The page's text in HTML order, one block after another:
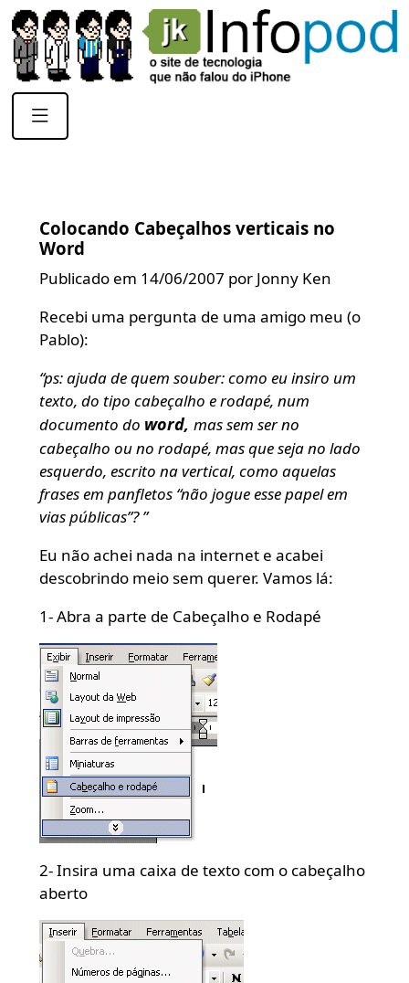
Colocando Cabeçalhos verticais no
Word
Publicado em 14/06/2007 por Jonny Ken
Recebi uma pergunta de uma amigo meu (o
Pablo):
“ps: ajuda de quem souber: como eu insiro um
texto, do tipo cabeçalho e rodapé, num
documento do word, mas sem ser no
cabeçalho ou no rodapé, mas que seja no lado
esquerdo, escrito na vertical, como aquelas
frases em panfletos “não jogue esse papel em
vias públicas”? ”
Eu não achei nada na internet e acabei
descobrindo meio sem querer. Vamos lá:
1- Abra a parte de Cabeçalho e Rodapé
2- Insira uma caixa de texto com o cabeçalho
aberto